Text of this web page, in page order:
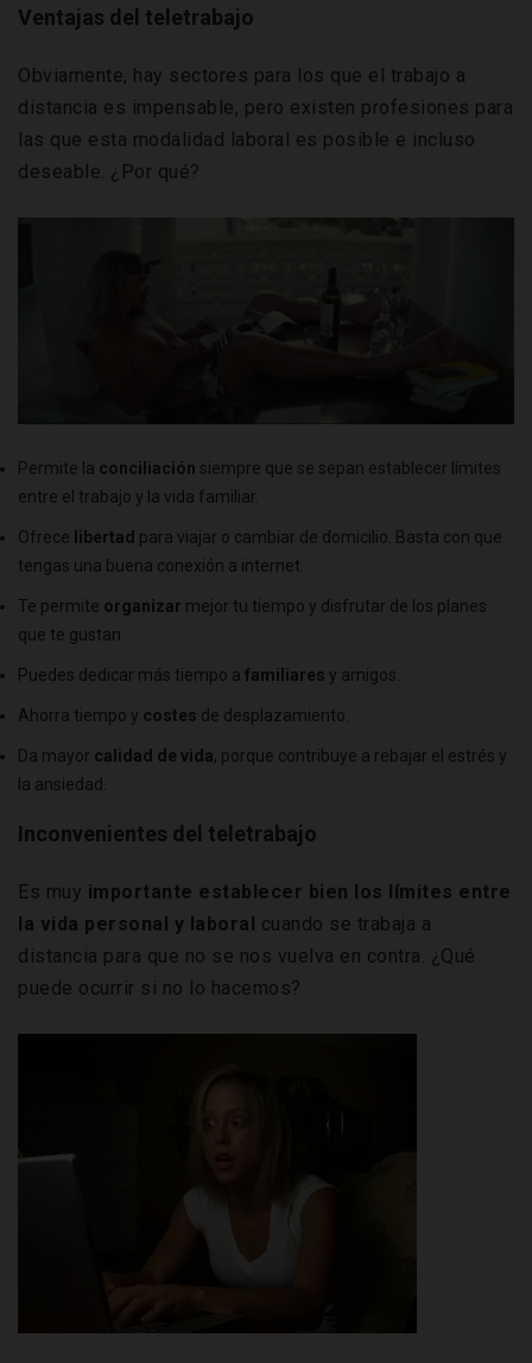
Ventajas del teletrabajo
Obviamente, hay sectores para los que el trabajo a
distancia es impensable, pero existen profesiones para
las que esta modalidad laboral es posible e incluso
deseable. ¿Por qué?
Permite la conciliación siempre que se sepan establecer límites
entre el trabajo y la vida familiar.
Ofrece libertad para viajar o cambiar de domicilio. Basta con que
tengas una buena conexión a internet.
Te permite organizar mejor tu tiempo y disfrutar de los planes
que te gustan.
Puedes dedicar más tiempo a familiares y amigos.
Ahorra tiempo y costes de desplazamiento.
Da mayor calidad de vida, porque contribuye a rebajar el estrés y
la ansiedad.
Inconvenientes del teletrabajo
Es muy importante establecer bien los límites entre
la vida personal y laboral cuando se trabaja a
distancia para que no se nos vuelva en contra. ¿Qué
puede ocurrir si no lo hacemos?